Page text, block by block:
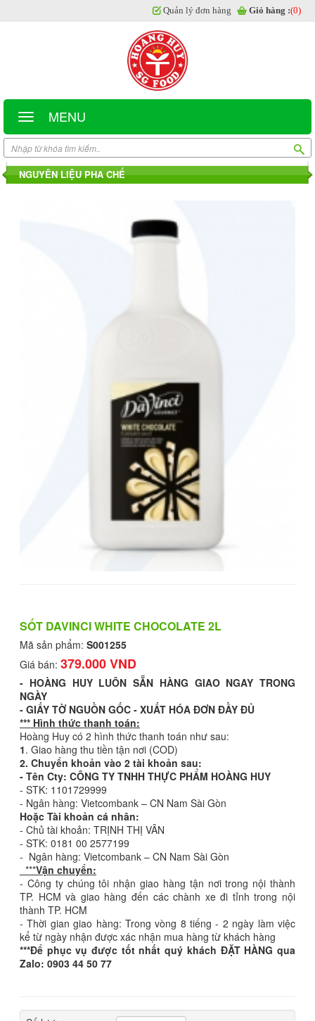
MENU
Quản lý đơn hàng Giỏ hàng :(0)
NGUYÊN LIỆU PHA CHẾ
SỐT DAVINCI WHITE CHOCOLATE 2L
Mã sản phẩm: S001255
Giá bán: 379.000 VND
- HOÀNG HUY LUÔN SẴN HÀNG GIAO NGAY TRONG
NGÀY
- GIẤY TỜ NGUỒN GỐC - XUẤT HÓA ĐƠN ĐẦY ĐỦ
*** Hình thức thanh toán:
Hoàng Huy có 2 hình thức thanh toán như sau:
1. Giao hàng thu tiền tận nơi (COD)
2. Chuyển khoản vào 2 tài khoản sau:
- Tên Cty: CÔNG TY TNHH THỰC PHẨM HOÀNG HUY
- STK: 1101729999
- Ngân hàng: Vietcombank – CN Nam Sài Gòn
Hoặc Tài khoản cá nhân:
- Chủ tài khoản: TRỊNH THỊ VÂN
- STK: 0181 00 2577199
- Ngân hàng: Vietcombank – CN Nam Sài Gòn
***Vận chuyển:
- Công ty chúng tôi nhận giao hàng tận nơi trong nội thành
TP. HCM và giao hàng đến các chành xe đi tỉnh trong nội
thành TP. HCM
- Thời gian giao hàng: Trong vòng 8 tiếng - 2 ngày làm việc
kể từ ngày nhận được xác nhận mua hàng từ khách hàng
***Để phục vụ được tốt nhất quý khách ĐẶT HÀNG qua
Zalo: 0903 44 50 77